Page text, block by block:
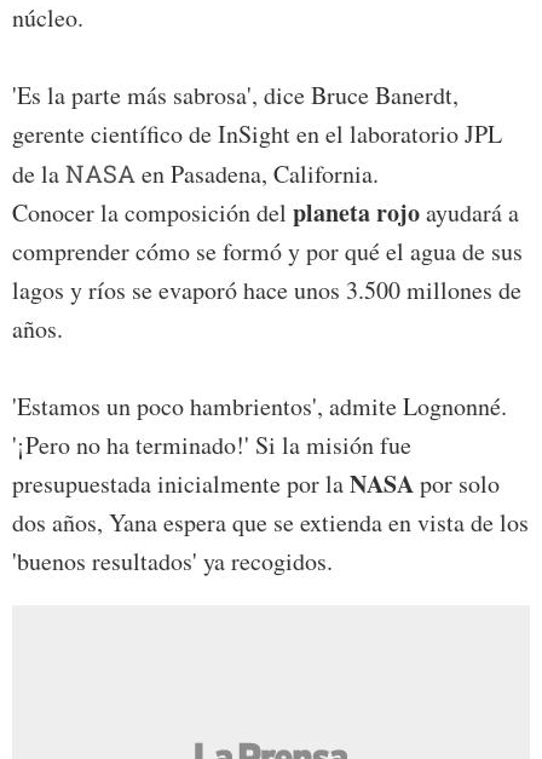
núcleo.
'Es la parte más sabrosa', dice Bruce Banerdt,
gerente científico de InSight en el laboratorio JPL
de laNASAen Pasadena, California.
Conocer la composición del planeta rojoayudará a
comprender cómo se formó y por qué el agua de sus
lagos y ríos se evaporó hace unos 3.500 millones de
años.
'Estamos un poco hambrientos', admite Lognonné.
'¡Pero no ha terminado!' Si la misión fue
presupuestada inicialmente por laNASApor solo
dos años, Yana espera que se extienda en vista de los
'buenos resultados' ya recogidos.